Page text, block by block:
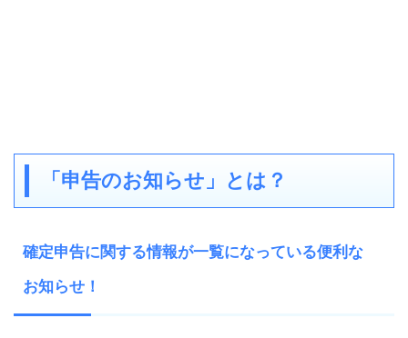
「申告のお知らせ」とは？
確定申告に関する情報が一覧になっている便利な
お知らせ！